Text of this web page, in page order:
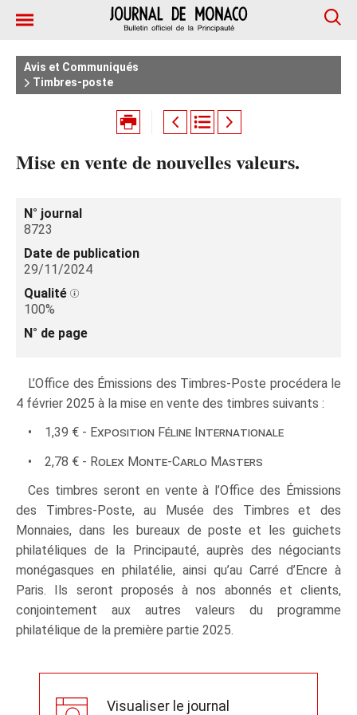
Avis et Communiqués
Timbres-poste
Mise en vente de nouvelles valeurs.
N° journal
8723
Date de publication
29/11/2024
Qualité
100%
N° de page
L’Office des Émissions des Timbres-Poste procédera le
4 février 2025 à la mise en vente des timbres suivants :
• 1,39 € - Exposition Féline Internationale
• 2,78 € - Rolex Monte‑Carlo Masters
Ces timbres seront en vente à l’Office des Émissions
des Timbres-Poste, au Musée des Timbres et des
Monnaies, dans les bureaux de poste et les guichets
philatéliques de la Principauté, auprès des négociants
monégasques en philatélie, ainsi qu’au Carré d’Encre à
Paris. Ils seront proposés à nos abonnés et clients,
conjointement aux autres valeurs du programme
philatélique de la première partie 2025.
Visualiser le journal